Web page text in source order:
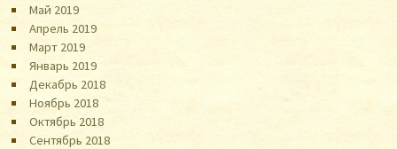
Май 2019
Апрель 2019
Март 2019
Январь 2019
Декабрь 2018
Ноябрь 2018
Октябрь 2018
Сентябрь 2018